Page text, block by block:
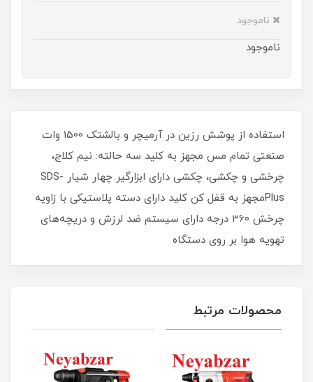
ناموجود
ناموجود
استفاده از پوشش رزین در آرمیچر و بالشتک 1500 وات
صنعتی تمام مس مجهز به کلید سه حالته: نیم کلاج،
چرخشی و چکشی، چکشی دارای ابزارگیر چهار شیار SDS-
Plusمجهز به قفل کن کلید دارای دسته پلاستیکی با زاویه
چرخش 360 درجه دارای سیستم ضد لرزش و دریچه‌های
تهویه هوا بر روی دستگاه
محصولات مرتبط